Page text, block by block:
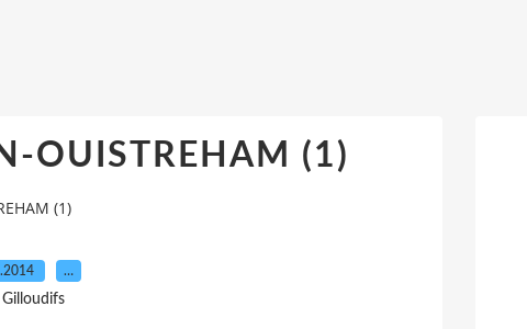
OUISTREHAM (1)
(1)
…
Gilloudifs